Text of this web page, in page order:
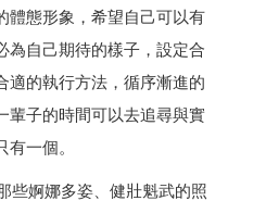
體態形象，希望自己可以有
為自己期待的樣子，設定合
適的執行方法，循序漸進的
輩子的時間可以去追尋與實
一個。
婀娜多姿、健壯魁武的照